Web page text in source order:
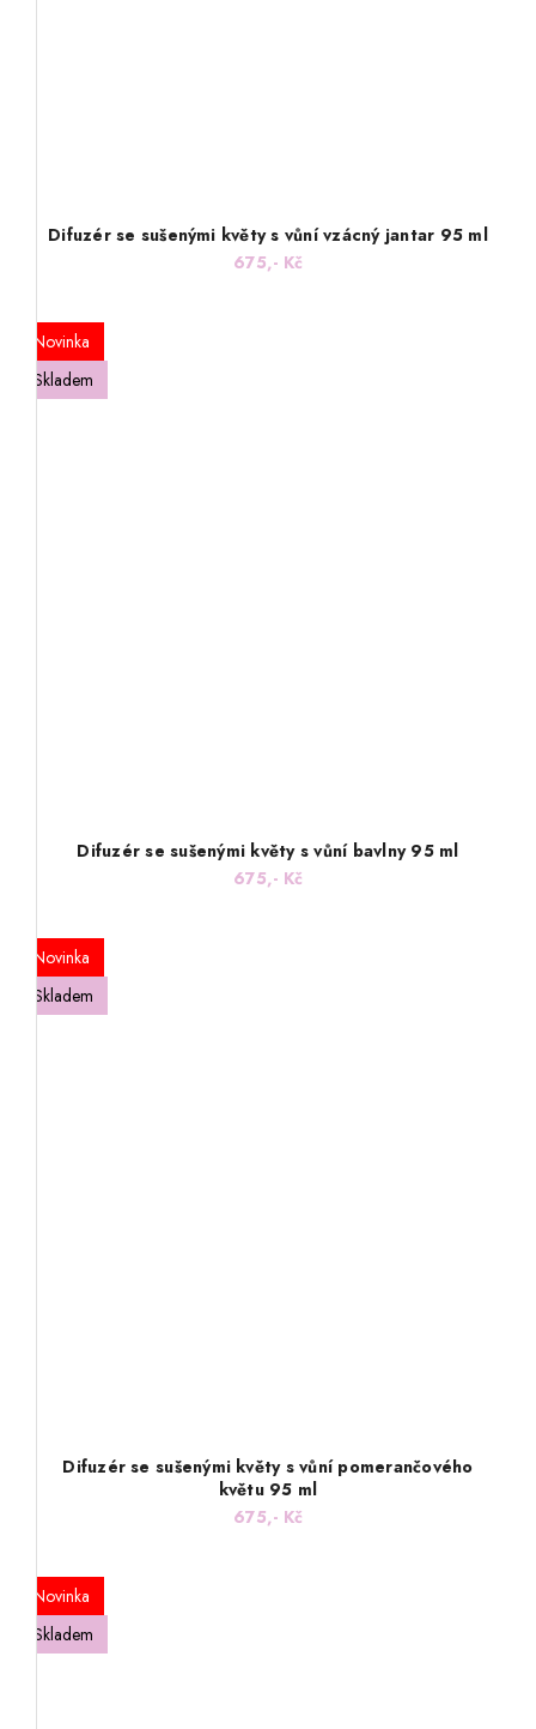
Difuzér se sušenými květy s vůní vzácný jantar 95 ml
675,- Kč
Novinka
Skladem
Difuzér se sušenými květy s vůní bavlny 95 ml
675,- Kč
Novinka
Skladem
Difuzér se sušenými květy s vůní pomerančového
květu 95 ml
675,- Kč
Novinka
Skladem